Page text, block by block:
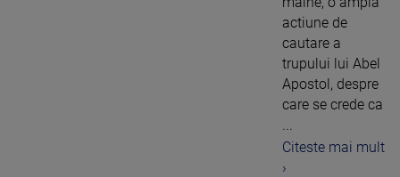
actiune de
cautare a
trupului lui Abel
Apostol, despre
care se crede ca
...
Citeste mai mult
›